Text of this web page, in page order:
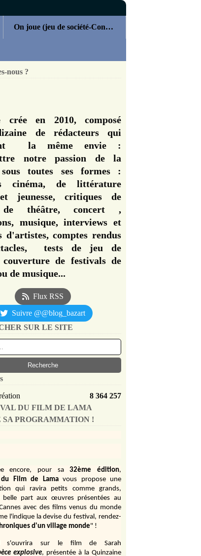
On joue (jeu de société-Concours)
nous ?
crée en 2010, composé
de rédacteurs qui
la même envie :
notre passion de la
toutes ses formes :
cinéma, de littérature
jeunesse, critiques de
de théâtre, concert ,
musique, interviews et
d'artistes, comptes rendus
tests de jeu de
couverture de festivals de
de musique...
Flux RSS
Suivre @@blog_bazart
SUR LE SITE
8 364 257
DU FILM DE LAMA
PROGRAMMATION !
encore, pour sa 32ème édition,
du Film de Lama vous propose une
qui ravira petits comme grands,
belle part aux œuvres présentées au
avec des films venus du monde
l'indique la devise du festival, rendez-
d'un village monde" !
s'ouvrira sur le film de Sarah
explosive, présentée à la Quinzaine